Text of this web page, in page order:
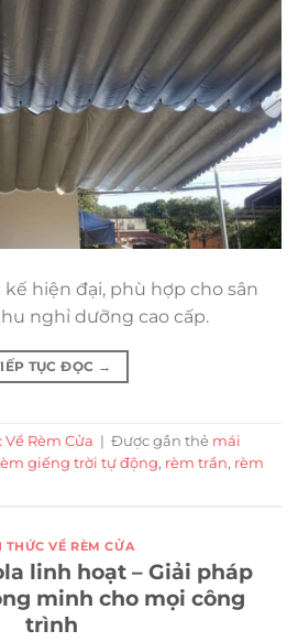
hiện đại, phù hợp cho sân
nghỉ dưỡng cao cấp.
TỤC ĐỌC →
Về Rèm Cửa | Được gắn thẻ mái
giếng trời tự động, rèm trần, rèm
THỨC VỀ RÈM CỬA
linh hoạt – Giải pháp
minh cho mọi công
trình